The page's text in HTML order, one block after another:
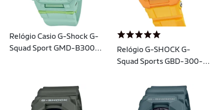
Relógio Casio G-Shock G-
Squad Sport GMD-B300-
Relógio G-SHOCK G-
Squad Sports GBD-300-